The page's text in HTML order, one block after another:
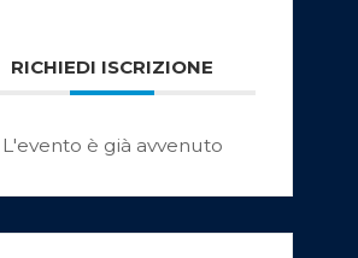
RICHIEDI ISCRIZIONE
L'evento è già avvenuto